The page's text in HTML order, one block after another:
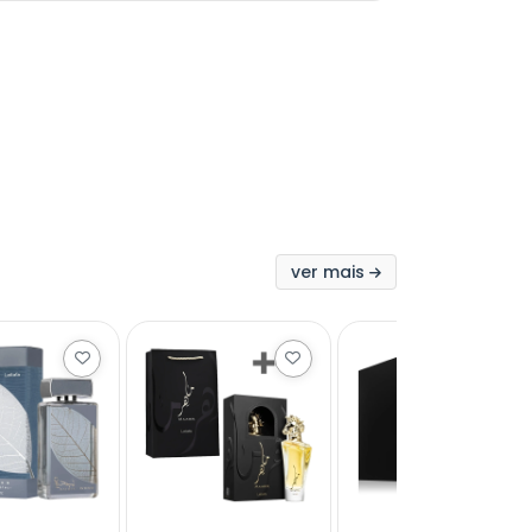
ver mais